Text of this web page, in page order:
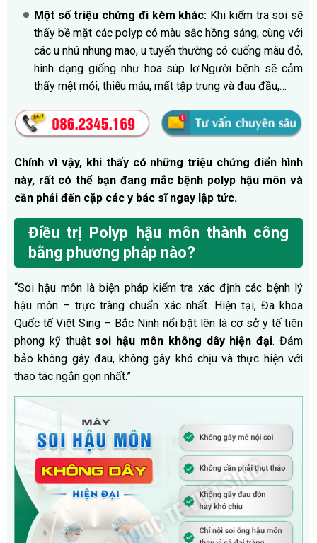
Một số triệu chứng đi kèm khác: Khi kiểm tra soi sẽ
thấy bề mặt các polyp có màu sắc hồng sáng, cùng với
các u nhú nhung mao, u tuyến thường có cuống màu đỏ,
hình dạng giống như hoa súp lơ.Người bệnh sẽ cảm
thấy mệt mỏi, thiếu máu, mất tập trung và đau đầu,…
Chính vì vậy, khi thấy có những triệu chứng điển hình
này, rất có thể bạn đang mắc bệnh polyp hậu môn và
cần phải đến cặp các y bác sĩ ngay lập tức.
Điều trị Polyp hậu môn thành công
bằng phương pháp nào?
“Soi hậu môn là biện pháp kiểm tra xác định các bệnh lý
hậu môn – trực tràng chuẩn xác nhất. Hiện tại, Đa khoa
Quốc tế Việt Sing – Bắc Ninh nổi bật lên là cơ sở y tế tiên
phong kỹ thuật soi hậu môn không dây hiện đại. Đảm
bảo không gây đau, không gây khó chịu và thực hiện với
thao tác ngắn gọn nhất.”